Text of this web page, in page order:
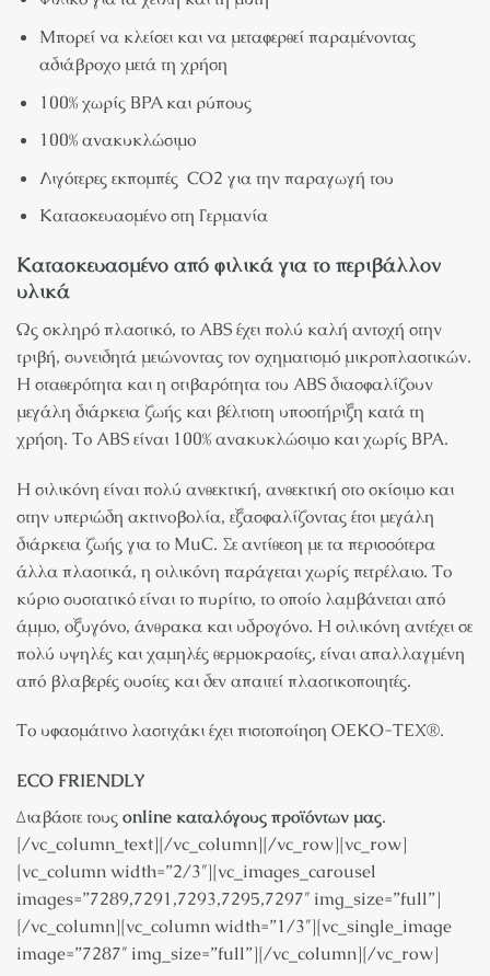
Μπορεί να κλείσει και να μεταφερθεί παραμένοντας
αδιάβροχο μετά τη χρήση
100% χωρίς BPA και ρύπους
100% ανακυκλώσιμο
Λιγότερες εκπομπές CO2 για την παραγωγή του
Κατασκευασμένο στη Γερμανία
Κατασκευασμένο από φιλικά για το περιβάλλον
υλικά
Ως σκληρό πλαστικό, το ABS έχει πολύ καλή αντοχή στην
τριβή, συνειδητά μειώνοντας τον σχηματισμό μικροπλαστικών.
Η σταθερότητα και η στιβαρότητα του ABS διασφαλίζουν
μεγάλη διάρκεια ζωής και βέλτιστη υποστήριξη κατά τη
χρήση. Το ABS είναι 100% ανακυκλώσιμο και χωρίς BPA.
Η σιλικόνη είναι πολύ ανθεκτική, ανθεκτική στο σκίσιμο και
στην υπεριώδη ακτινοβολία, εξασφαλίζοντας έτσι μεγάλη
διάρκεια ζωής για το MuC. Σε αντίθεση με τα περισσότερα
άλλα πλαστικά, η σιλικόνη παράγεται χωρίς πετρέλαιο. Το
κύριο συστατικό είναι το πυρίτιο, το οποίο λαμβάνεται από
άμμο, οξυγόνο, άνθρακα και υδρογόνο. Η σιλικόνη αντέχει σε
πολύ υψηλές και χαμηλές θερμοκρασίες, είναι απαλλαγμένη
από βλαβερές ουσίες και δεν απαιτεί πλαστικοποιητές.
Το υφασμάτινο λαστιχάκι έχει πιστοποίηση OEKO-TEX®.
ECO FRIENDLY
Διαβάστε τους online καταλόγους προϊόντων μας.
[/vc_column_text][/vc_column][/vc_row][vc_row]
[vc_column width=”2/3″][vc_images_carousel
images=”7289,7291,7293,7295,7297″ img_size=”full”]
[/vc_column][vc_column width=”1/3″][vc_single_image
image=”7287″ img_size=”full”][/vc_column][/vc_row]